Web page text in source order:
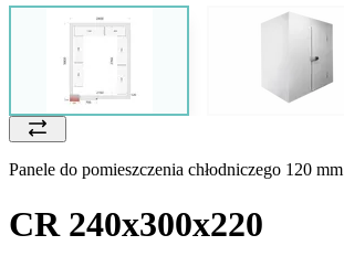
Panele do pomieszczenia chłodniczego 120 mm
CR 240x300x220